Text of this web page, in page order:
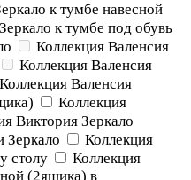
к тумбе навесной
к тумбе под обувь
Коллекция Валенсия
Коллекция Валенсия
Коллекция Валенсия
Коллекция
Виктория Зеркало
Зеркало
Коллекция
столу
Коллекция
(2ящика) в